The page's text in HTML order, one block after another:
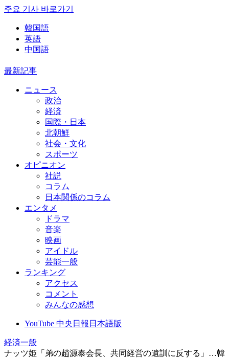
주요 기사 바로가기
韓国語
英語
中国語
最新記事
ニュース
政治
経済
国際・日本
北朝鮮
社会・文化
スポーツ
オピニオン
社説
コラム
日本関係のコラム
エンタメ
ドラマ
音楽
映画
アイドル
芸能一般
ランキング
アクセス
コメント
みんなの感想
YouTube 中央日報日本語版
経済一般
ナッツ姫「弟の趙源泰会長、共同経営の遺訓に反する」…韓